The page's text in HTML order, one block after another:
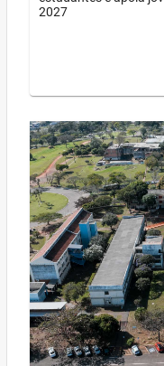
2027